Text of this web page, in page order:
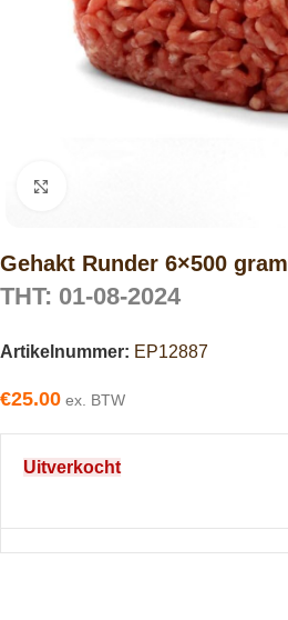
Gehakt Runder 6×500 gram
THT: 01-08-2024
Artikelnummer: EP12887
€25.00 ex. BTW
Uitverkocht